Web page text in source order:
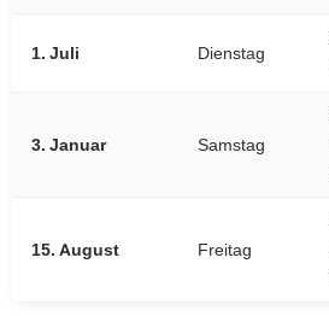
1. Juli Dienstag
3. Januar Samstag
15. August Freitag